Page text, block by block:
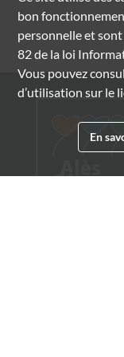
bon
personnelle et
82 de la loi
Vous pouvez
d’utilisation sur le
En